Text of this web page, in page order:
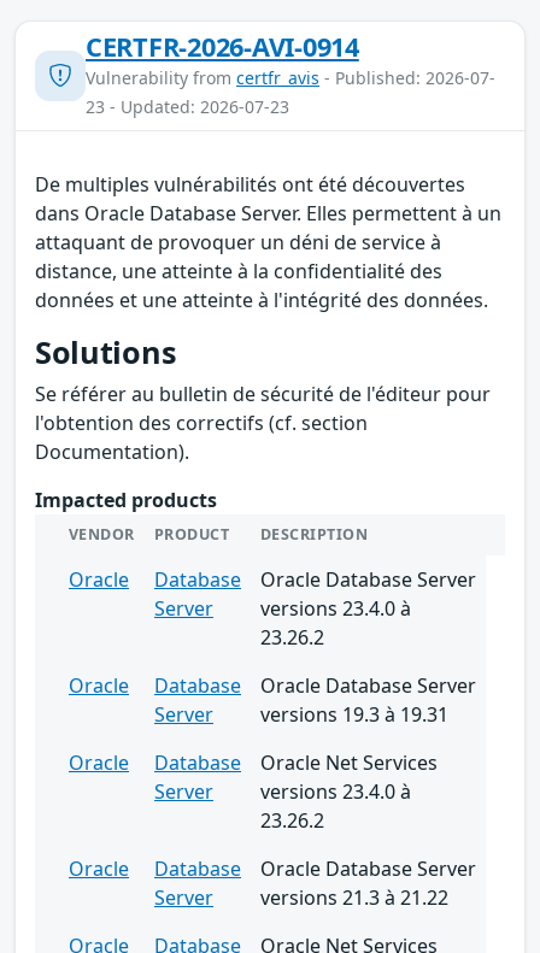
CERTFR-2026-AVI-0914
Vulnerability from certfr_avis - Published: 2026-07-
23 - Updated: 2026-07-23
De multiples vulnérabilités ont été découvertes
dans Oracle Database Server. Elles permettent à un
attaquant de provoquer un déni de service à
distance, une atteinte à la confidentialité des
données et une atteinte à l'intégrité des données.
Solutions
Se référer au bulletin de sécurité de l'éditeur pour
l'obtention des correctifs (cf. section
Documentation).
Impacted products
VENDOR PRODUCT DESCRIPTION
Oracle
Database
Server
Oracle Database Server
versions 23.4.0 à
23.26.2
Oracle
Database
Server
Oracle Database Server
versions 19.3 à 19.31
Oracle
Database
Server
Oracle Net Services
versions 23.4.0 à
23.26.2
Oracle
Database
Server
Oracle Database Server
versions 21.3 à 21.22
Oracle
Database
Oracle Net Services